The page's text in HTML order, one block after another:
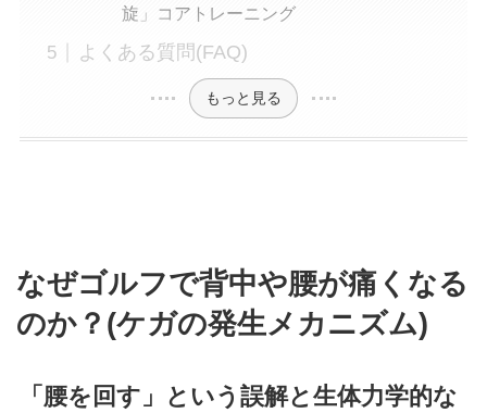
旋」コアトレーニング
よくある質問(FAQ)
もっと見る
なぜゴルフで背中や腰が痛くなる
のか？(ケガの発生メカニズム)
「腰を回す」という誤解と生体力学的な